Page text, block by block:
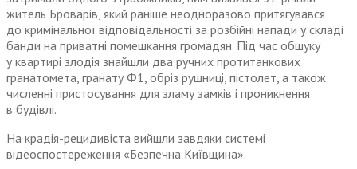
житель Броварів, який раніше неодноразово притягувався
до кримінальної відповідальності за розбійні напади у складі
банди на приватні помешкання громадян. Під час обшуку
у квартирі злодія знайшли два ручних протитанкових
гранатомета, гранату Ф1, обріз рушниці, пістолет, а також
численні пристосування для зламу замків і проникнення
в будівлі.
На крадія-рецидивіста вийшли завдяки системі
відеоспостереження «Безпечна Київщина».